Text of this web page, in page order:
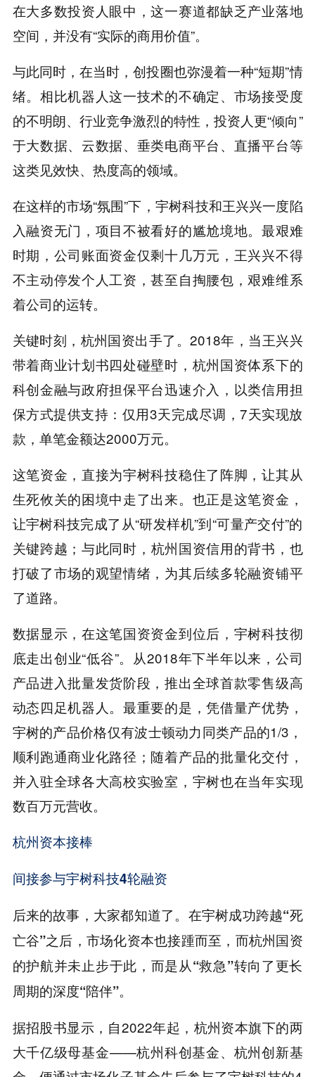
在大多数投资人眼中，这一赛道都缺乏产业落地
空间，并没有“实际的商用价值”。
与此同时，在当时，创投圈也弥漫着一种“短期”情
绪。相比机器人这一技术的不确定、市场接受度
的不明朗、行业竞争激烈的特性，投资人更“倾向”
于大数据、云数据、垂类电商平台、直播平台等
这类见效快、热度高的领域。
在这样的市场“氛围”下，宇树科技和王兴兴一度陷
入融资无门，项目不被看好的尴尬境地。最艰难
时期，公司账面资金仅剩十几万元，王兴兴不得
不主动停发个人工资，甚至自掏腰包，艰难维系
着公司的运转。
关键时刻，杭州国资出手了。2018年，当王兴兴
带着商业计划书四处碰壁时，杭州国资体系下的
科创金融与政府担保平台迅速介入，以类信用担
保方式提供支持：仅用3天完成尽调，7天实现放
款，单笔金额达2000万元。
这笔资金，直接为宇树科技稳住了阵脚，让其从
生死攸关的困境中走了出来。也正是这笔资金，
让宇树科技完成了从“研发样机”到“可量产交付”的
关键跨越；与此同时，杭州国资信用的背书，也
打破了市场的观望情绪，为其后续多轮融资铺平
了道路。
数据显示，在这笔国资资金到位后，宇树科技彻
底走出创业“低谷”。从2018年下半年以来，公司
产品进入批量发货阶段，推出全球首款零售级高
动态四足机器人。最重要的是，凭借量产优势，
宇树的产品价格仅有波士顿动力同类产品的1/3，
顺利跑通商业化路径；随着产品的批量化交付，
并入驻全球各大高校实验室，宇树也在当年实现
数百万元营收。
杭州资本接棒
间接参与宇树科技4轮融资
后来的故事，大家都知道了。在宇树成功跨越“死
亡谷”之后，市场化资本也接踵而至，而杭州国资
的护航并未止步于此，而是从“救急”转向了更长
周期的深度“陪伴”。
据招股书显示，自2022年起，杭州资本旗下的两
大千亿级母基金——杭州科创基金、杭州创新基